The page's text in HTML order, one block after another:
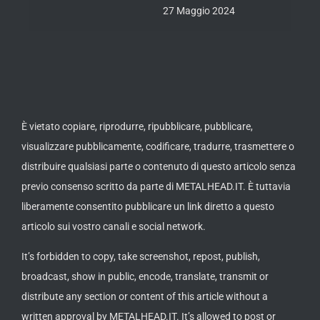
visualizzare pubblicamente, codificare, tradurre, trasmettere o
distribuire qualsiasi parte o contenuto di questo articolo senza
previo consenso scritto da parte di METALHEAD.IT. È tuttavia
liberamente consentito pubblicare un link diretto a questo
articolo sui vostro canali e social network.
broadcast, show in public, encode, translate, transmit or
distribute any section or content of this article without a
written approval by METALHEAD.IT. It’s allowed to post or
publish a direct link to this article on your channels or social